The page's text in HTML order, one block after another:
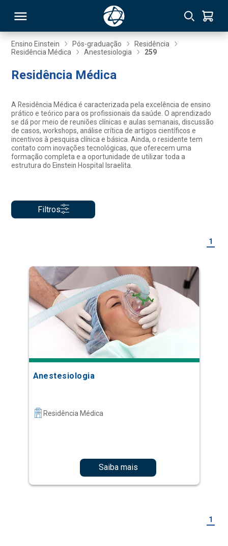
Ensino Einstein Pós-graduação
Residência
Residência Médica
Anestesiologia 259
Residência Médica
A Residência Médica é caracterizada pela excelência de ensino
prático e teórico para os profissionais da saúde. O aprendizado
se dá por meio de reuniões clínicas e aulas semanais, discussão
de casos, workshops, análise crítica de artigos científicos e
incentivos à pesquisa clínica e básica. Ainda, o residente tem
contato com inovações tecnológicas, que oferecem uma
formação completa e a oportunidade de utilizar toda a
estrutura do Einstein Hospital Israelita.
Filtros
1
Anestesiologia
Residência Médica
Saiba mais
1